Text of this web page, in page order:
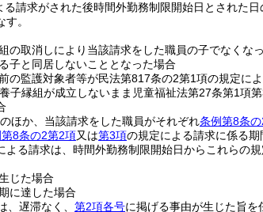
る請求がされた後時間外勤務制限開始日とされた日
。
の取消しにより当該請求をした職員の子でなくな
子と同居しないこととなった場合
の監護対象者等が民法第817条の2第1項の規定に
子縁組が成立しないまま児童福祉法第27条第1項
ほか、当該請求をした職員がそれぞれ条例第8条
8条の2第2項又は第3項の規定による請求に係る期
る請求は、時間外勤務制限開始日からこれらの
じた場合
に達した場合
、遅滞なく、 第2項各号に掲げる事由が生じた旨を